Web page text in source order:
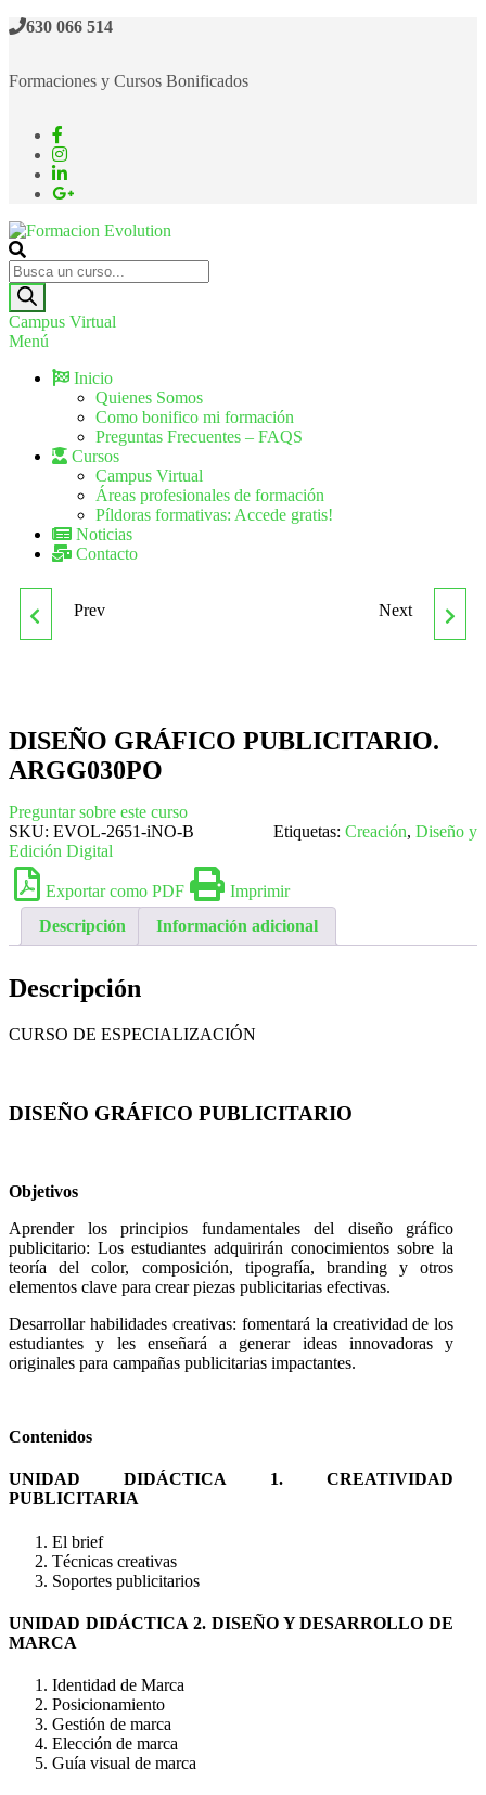
630 066 514
Formaciones y Cursos Bonificados
Formacion Evolution
Cursos de formación continua
Campus Virtual
Menú
Inicio
Quienes Somos
Como bonifico mi formación
Preguntas Frecuentes – FAQS
Cursos
Campus Virtual
Áreas profesionales de formación
Píldoras formativas: Accede gratis!
Noticias
Contacto
Prev CAMARERO SERVICIO
Next
DISEÑO GRÁFICO PUBLICITARIO.
ARGG030PO
Preguntar sobre este curso
SKU: EVOL-2651-iNO-B Etiquetas: Creación, Diseño y
Edición Digital
Exportar como PDF
Imprimir
Descripción
Información adicional
Descripción
CURSO DE ESPECIALIZACIÓN
DISEÑO GRÁFICO PUBLICITARIO
Objetivos
Aprender los principios fundamentales del diseño gráfico
publicitario: Los estudiantes adquirirán conocimientos sobre la
teoría del color, composición, tipografía, branding y otros
elementos clave para crear piezas publicitarias efectivas.
Desarrollar habilidades creativas: fomentará la creatividad de los
estudiantes y les enseñará a generar ideas innovadoras y
originales para campañas publicitarias impactantes.
Contenidos
UNIDAD DIDÁCTICA 1. CREATIVIDAD
PUBLICITARIA
El brief
Técnicas creativas
Soportes publicitarios
UNIDAD DIDÁCTICA 2. DISEÑO Y DESARROLLO DE
MARCA
Identidad de Marca
Posicionamiento
Gestión de marca
Elección de marca
Guía visual de marca